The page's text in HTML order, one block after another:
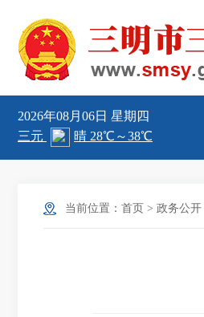
2026年08月06日 星期四
当前位置： 首页 > 政务公开